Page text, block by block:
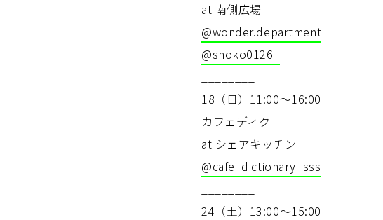
at 南側広場
@wonder.department
@shoko0126_
18（日）11:00〜16:00
カフェディク
at シェアキッチン
@cafe_dictionary_sss
24（土）13:00～15:00